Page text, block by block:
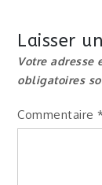
Laisser
Votre adresse
obligatoires
Commentaire